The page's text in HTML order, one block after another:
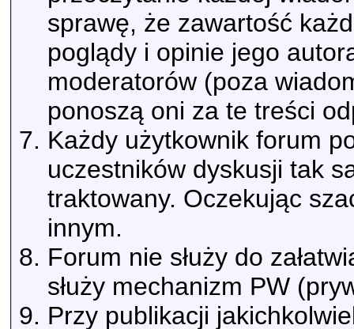
sprawę, że zawartość
poglądy i opinie jego
moderatorów (poza
ponoszą oni za te treści
Każdy użytkownik forum
uczestników dyskusji tak
traktowany. Oczekując
innym.
Forum nie służy do
służy mechanizm PW
Przy publikacji